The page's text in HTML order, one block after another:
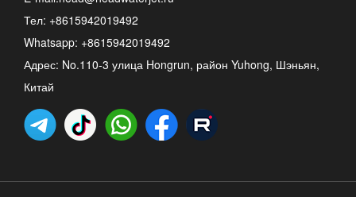
Тел: +8615942019492
Whatsapp: +8615942019492
Адрес: No.110-3 улица Hongrun, район Yuhong, Шэньян,
Китай